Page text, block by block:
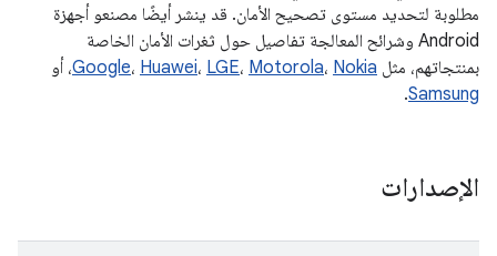
مطلوبة لتحديد مستوى تصحيح الأمان. قد ينشر أيضًا مصنعو أجهزة
Android وشرائح المعالجة تفاصيل حول ثغرات الأمان الخاصة
بمنتجاتهم، مثل
Google، Huawei، LGE، Motorola، Nokia
، أو
Samsung
.
الإصدارات